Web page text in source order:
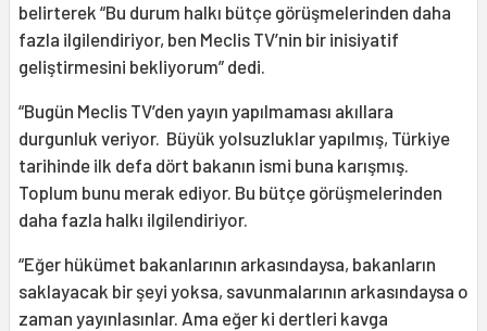
belirterek “Bu durum halkı bütçe görüşmelerinden daha
fazla ilgilendiriyor, ben Meclis TV’nin bir inisiyatif
geliştirmesini bekliyorum” dedi.
“Bugün Meclis TV’den yayın yapılmaması akıllara
durgunluk veriyor. Büyük yolsuzluklar yapılmış, Türkiye
tarihinde ilk defa dört bakanın ismi buna karışmış.
Toplum bunu merak ediyor. Bu bütçe görüşmelerinden
daha fazla halkı ilgilendiriyor.
“Eğer hükümet bakanlarının arkasındaysa, bakanların
saklayacak bir şeyi yoksa, savunmalarının arkasındaysa o
zaman yayınlasınlar. Ama eğer ki dertleri kavga